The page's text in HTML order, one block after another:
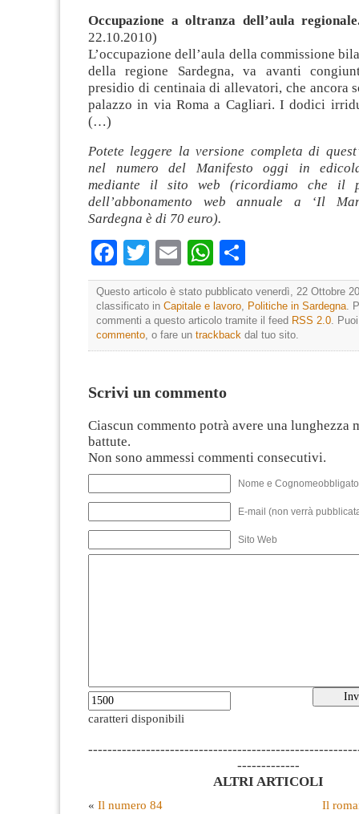
Occupazione a oltranza dell’aula
22.10.2010)
L’occupazione dell’aula della commissione
della regione Sardegna, va avanti
presidio di centinaia di allevatori, che ancora
palazzo in via Roma a Cagliari. I dodici
(…)
Potete leggere la versione completa di
nel numero del Manifesto oggi in
mediante il sito web (ricordiamo che il
dell’abbonamento web annuale a ‘Il
Sardegna è di 70 euro).
Facebook
TwitterEmailWhatsApp
Questo articolo è stato pubblicato venerdì, 22 Ottobre
classificato in Capitale e lavoro Politiche in Sardegna .
commenti a questo articolo tramite il feed RSS 2.0 .
commento , o fare un trackback dal tuo sito.
Scrivi un commento
Ciascun commento potrà avere una lunghezza
battute.
Non sono ammessi commenti consecutivi.
Nome e
E-mail (non verrà
Sito Web
caratteri disponibili
-------------
ALTRI ARTICOLI
« Il numero 84 Il